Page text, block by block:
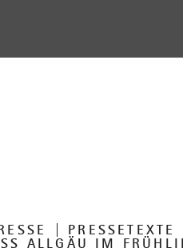
PRESSETEXTE
ALLGÄU IM